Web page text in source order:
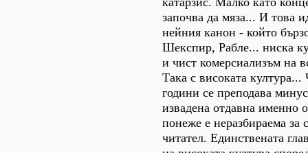
започва да мяза... И това
нейния канон - който
Шекспир, Рабле... ниска
и чист комерсиализъм на
Така с високата култура...
години се преподава
извадена отдавна именно
понеже е неразбираема за
читател. Единствената